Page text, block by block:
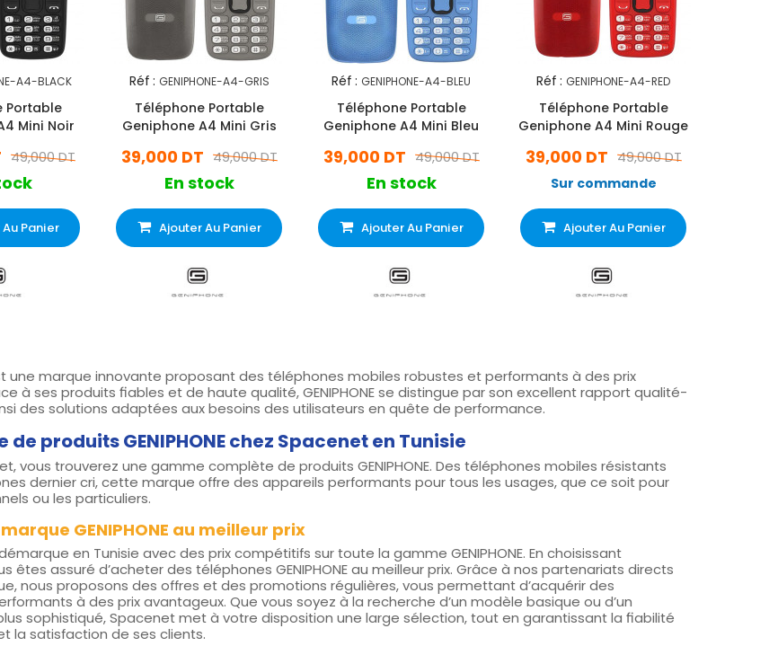
A4-BLACK
Portable
Mini Noir
49,000 DT
Panier
Réf : GENIPHONE-A4-GRIS
Téléphone Portable
Geniphone A4 Mini Gris
49,000 DT
39,000 DT
En stock
Ajouter Au Panier
Réf : GENIPHONE-A4-BLEU
Téléphone Portable
Geniphone A4 Mini Bleu
49,000 DT
39,000 DT
En stock
Ajouter Au Panier
Réf : GENIPHONE-A4-RED
Téléphone Portable
Geniphone A4 Mini Rouge
49,000 DT
39,000 DT
Sur commande
Ajouter Au Panier
une marque innovante proposant des téléphones mobiles robustes et performants à des prix
à ses produits fiables et de haute qualité, GENIPHONE se distingue par son excellent rapport qualité-
des solutions adaptées aux besoins des utilisateurs en quête de performance.
de produits GENIPHONE chez Spacenet en Tunisie
vous trouverez une gamme complète de produits GENIPHONE. Des téléphones mobiles résistants
dernier cri, cette marque offre des appareils performants pour tous les usages, que ce soit pour
ou les particuliers.
GENIPHONE au meilleur prix
en Tunisie avec des prix compétitifs sur toute la gamme GENIPHONE. En choisissant
êtes assuré d’acheter des téléphones GENIPHONE au meilleur prix. Grâce à nos partenariats directs
nous proposons des offres et des promotions régulières, vous permettant d’acquérir des
à des prix avantageux. Que vous soyez à la recherche d’un modèle basique ou d’un
sophistiqué, Spacenet met à votre disposition une large sélection, tout en garantissant la fiabilité
la satisfaction de ses clients.